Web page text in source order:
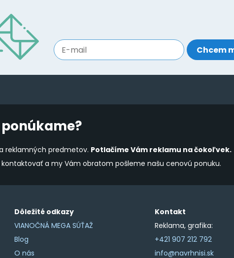
reklamných predmetov. Potlačíme Vám reklamu na čokoľvek.
a my Vám obratom pošleme našu cenovú ponuku.
Dôležité odkazy
VIANOČNÁ MEGA SÚŤAŽ
Blog
O nás
Kontakt
Reklama, grafika:
+421 907 212 792
info@navrhnisi.sk